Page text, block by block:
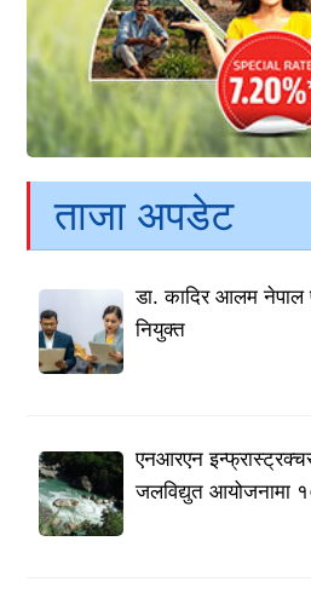
ताजा अपडेट
डा. कादिर आलम नेपाल
नियुक्त
एनआरएन
जलविद्युत आयोजनामा